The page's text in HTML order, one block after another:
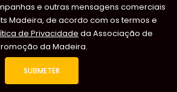
e outras mensagens comerciais
Madeira, de acordo com os termos e
de Privacidade da Associação de
da Madeira.